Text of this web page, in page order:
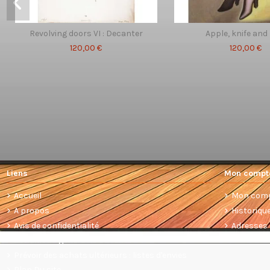
Revolving doors VI : Decanter
120,00 €
Apple, knife and
120,00 €
Liens
Accueil
A propos
Avis de confidentialité
Mon
Mon
Adresses